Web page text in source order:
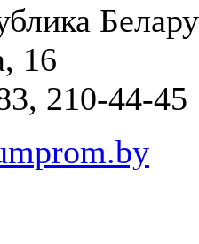
16
210-44-45